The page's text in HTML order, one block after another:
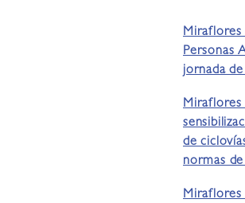
Miraflores
Personas
jornada
Miraflores
de
normas
Miraflores